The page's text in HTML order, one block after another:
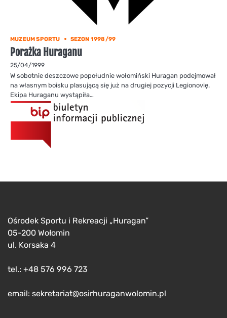
MUZEUM SPORTU SEZON 1998/99
Porażka Huraganu
25/04/1999
W sobotnie deszczowe popołudnie wołomiński Huragan podejmował
na własnym boisku plasującą się już na drugiej pozycji Legionovię.
Ekipa Huraganu wystąpiła…
Ośrodek Sportu i Rekreacji „Huragan”
05-200 Wołomin
ul. Korsaka 4
tel.: +48 576 996 723
email: sekretariat@osirhuraganwolomin.pl